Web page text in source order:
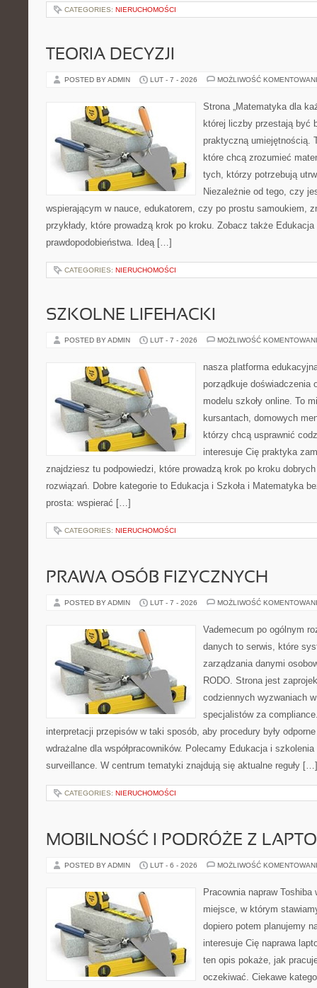
CATEGORIES: NIERUCHOMOŚCI
TEORIA DECYZJI
POSTED BY ADMIN LUT - 7 - 2026 MOŻLIWOŚĆ
Strona „Matematyka dla
której liczby przestają być
praktyczną umiejętnością.
które chcą zrozumieć
tych, którzy potrzebują
Niezależnie od tego, czy
wspierającym w nauce, edukatorem, czy po prostu samoukiem,
przykłady, które prowadzą krok po kroku. Zobacz także
prawdopodobieństwa. Ideą […]
CATEGORIES: NIERUCHOMOŚCI
SZKOLNE LIFEHACKI
POSTED BY ADMIN LUT - 7 - 2026 MOŻLIWOŚĆ
nasza platforma
porządkuje doświadczenia
modelu szkoły online. To
kursantach, domowych
którzy chcą usprawnić
interesuje Cię praktyka
znajdziesz tu podpowiedzi, które prowadzą krok po kroku
rozwiązań. Dobre kategorie to Edukacja i Szkoła i Matematyka
prosta: wspierać […]
CATEGORIES: NIERUCHOMOŚCI
PRAWA OSÓB FIZYCZNYCH
POSTED BY ADMIN LUT - 7 - 2026 MOŻLIWOŚĆ
Vademecum po ogólnym
danych to serwis, które
zarządzania danymi
RODO. Strona jest
codziennych wyzwaniach
specjalistów za
interpretacji przepisów w taki sposób, aby procedury były
wdrażalne dla współpracowników. Polecamy Edukacja i
surveillance. W centrum tematyki znajdują się aktualne reguły […]
CATEGORIES: NIERUCHOMOŚCI
MOBILNOŚĆ I PODRÓŻE Z
POSTED BY ADMIN LUT - 6 - 2026 MOŻLIWOŚĆ
Pracownia napraw
miejsce, w którym
dopiero potem planujemy
interesuje Cię naprawa
ten opis pokaże, jak
oczekiwać. Ciekawe